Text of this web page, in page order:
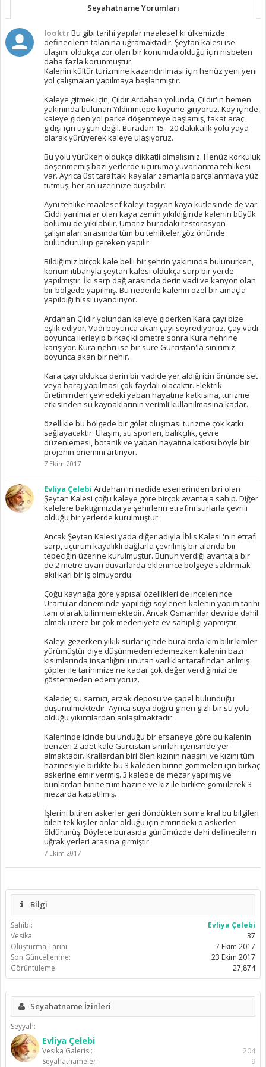
Seyahatname Yorumları
looktrBu gibi tarihi yapılar maalesef ki ülkemizde
definecilerin talanına uğramaktadır. Şeytan kalesi ise
ulaşımı oldukça zor olan bir konumda olduğu için nisbeten
daha fazla korunmuştur.
Kalenin kültür turizmine kazandırılması için henüz yeni yeni
yol çalışmaları yapılmaya başlanmıştır.
Kaleye gitmek için, Çıldır Ardahan yolunda, Çıldır'ın hemen
yakınında bulunan Yıldırımtepe köyüne giriyoruz. Köy içinde,
kaleye giden yol parke döşenmeye başlamış, fakat araç
gidişi için uygun değil. Buradan 15 - 20 dakikalık yolu yaya
olarak yürüyerek kaleye ulaşıyoruz.
Bu yolu yürüken oldukça dikkatli olmalısınız. Henüz korkuluk
döşenmemiş bazı yerlerde uçuruma yuvarlanma tehlikesi
var. Ayrıca üst taraftaki kayalar zamanla parçalanmaya yüz
tutmuş, her an üzerinize düşebilir.
Aynı tehlike maalesef kaleyi taşıyan kaya kütlesinde de var.
Ciddi yarılmalar olan kaya zemin yıkıldığında kalenin büyük
bölümü de yıkılabilir. Umarız buradaki restorasyon
çalışmaları sırasında tüm bu tehlikeler göz önünde
bulundurulup gereken yapılır.
Bildiğimiz birçok kale belli bir şehrin yakınında bulunurken,
konum itibarıyla şeytan kalesi oldukça sarp bir yerde
yapılmıştır. İki sarp dağ arasında derin vadi ve kanyon olan
bir bölgede yapılmış. Bu nedenle kalenin özel bir amaçla
yapıldığı hissi uyandırıyor.
Ardahan Çıldır yolundan kaleye giderken Kara çayı bize
eşlik ediyor. Vadi boyunca akan çayı seyrediyoruz. Çay vadi
boyunca ilerleyip birkaç kilometre sonra Kura nehrine
karışıyor. Kura nehri ise bir süre Gürcistan'la sınırımız
boyunca akan bir nehir.
Kara çayı oldukça derin bir vadide yer aldığı için önünde set
veya baraj yapılması çok faydalı olacaktır. Elektrik
üretiminden çevredeki yaban hayatına katkısına, turizme
etkisinden su kaynaklarının verimli kullanılmasına kadar.
özellikle bu bölgede bir gölet oluşması turizme çok katkı
sağlayacaktır. Ulaşım, su sporları, balıkçılık, çevre
düzenlemesi, botanik ve yaban hayatına katkısı böyle bir
projenin önemini artırıyor.
7 Ekim 2017
Evliya Çelebi Ardahan'ın nadide eserlerinden biri olan
Şeytan Kalesi çoğu kaleye göre birçok avantaja sahip. Diğer
kalelere baktığımızda ya şehirlerin etrafını surlarla çevrili
olduğu bir yerlerde kurulmuştur.
Ancak Şeytan Kalesi yada diğer adıyla İblis Kalesi 'nin etrafı
sarp, uçurum kayalıklı dağlarla çevrilmiş bir alanda bir
tepeciğin üzerine kurulmuştur. Bunun verdiği avantaja bir
de 2 metre civarı duvarlarda eklenince bölgeye saldırmak
akıl karı bir iş olmuyordu.
Çoğu kaynağa göre yapısal özellikleri de incelenince
Urartular döneminde yapıldığı söylenen kalenin yapım tarihi
tam olarak bilinmemektedir. Ancak Osmanlılar devride dahil
olmak üzere bir çok medeniyete ev sahipliği yapmıştır.
Kaleyi gezerken yıkık surlar içinde buralarda kim bilir kimler
yürümüştür diye düşünmeden edemezken kalenin bazı
kısımlarında insanlığını unutan varlıklar tarafından atılmış
çöpler ile tarihimize ne kadar çok değer verdiğimizi de
göstermeden edemiyoruz.
Kalede; su sarnıcı, erzak deposu ve şapel bulunduğu
düşünülmektedir. Ayrıca suya doğru ginen gizli bir su yolu
olduğu yıkıntılardan anlaşılmaktadır.
Kaleninde içinde bulunduğu bir efsaneye göre bu kalenin
benzeri 2 adet kale Gürcistan sınırları içerisinde yer
almaktadır. Krallardan biri ölen kızının naaşını ve kızını tüm
hazinesiyle birlikte bu 3 kaleden birine gömmeleri için birkaç
askerine emir vermiş. 3 kalede de mezar yapılmış ve
bunlardan birine tüm hazine ve kız ile birlikte gömülerek 3
mezarda kapatılmış.
İşlerini bitiren askerler geri döndükten sonra kral bu bilgileri
bilen tek kişiler onlar olduğu için emrindeki o askerleri
öldürtmüş. Böylece burasıda günümüzde dahi definecilerin
uğrak yerleri arasına girmiştir.
7 Ekim 2017
Bilgi
Sahibi:
Evliya Çelebi
Vesika:
37
Oluşturma Tarihi:
7 Ekim 2017
Son Güncellenme:
23 Ekim 2017
Görüntüleme:
27,874
Seyahatname İzinleri
Seyyah:
Evliya Çelebi
Vesika Galerisi:
204
Seyahatnameler:
9